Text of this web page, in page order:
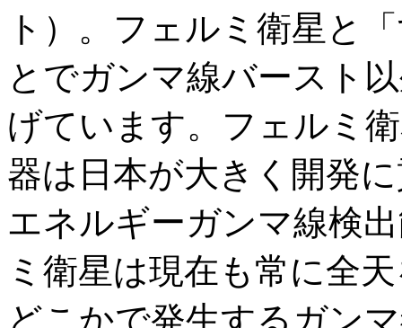
ト）。フェルミ衛星と
とでガンマ線バースト
げています。フェルミ
器は日本が大きく開発
エネルギーガンマ線検
ミ衛星は現在も常に全
どこかで発生するガン